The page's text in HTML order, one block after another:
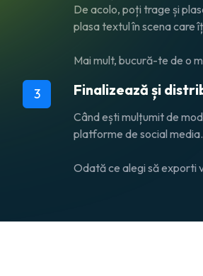
De acolo, poți trage și
plasa textul în scena care
Mai mult, bucură-te de o
3 Finalizează și
Când ești mulțumit de
platforme de social media.
Odată ce alegi să exporti